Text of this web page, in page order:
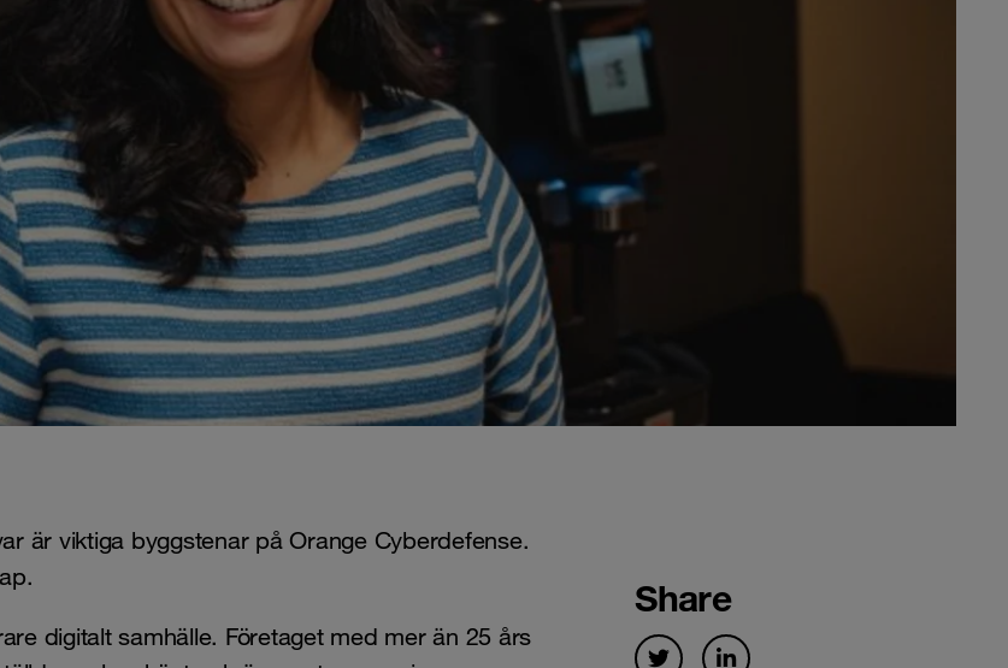
Share
är viktiga byggstenar på Orange Cyberdefense.
digitalt samhälle. Företaget med mer än 25 års